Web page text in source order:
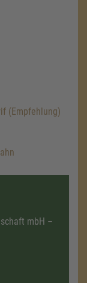
(Empfehlung)
mbH –